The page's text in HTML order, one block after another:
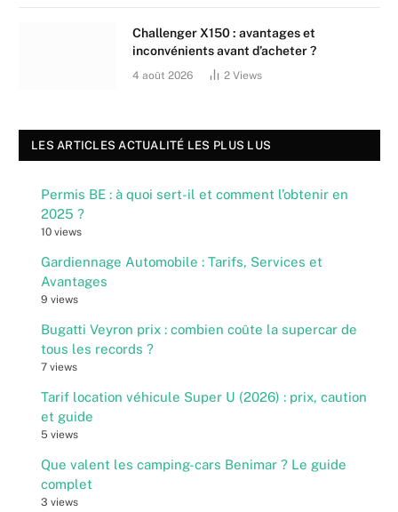
Challenger X150 : avantages et
inconvénients avant d’acheter ?
4 août 2026 2 Views
LES ARTICLES ACTUALITÉ LES PLUS LUS
Permis BE : à quoi sert-il et comment l’obtenir en
2025 ?
10 views
Gardiennage Automobile : Tarifs, Services et
Avantages
9 views
Bugatti Veyron prix : combien coûte la supercar de
tous les records ?
7 views
Tarif location véhicule Super U (2026) : prix, caution
et guide
5 views
Que valent les camping-cars Benimar ? Le guide
complet
3 views